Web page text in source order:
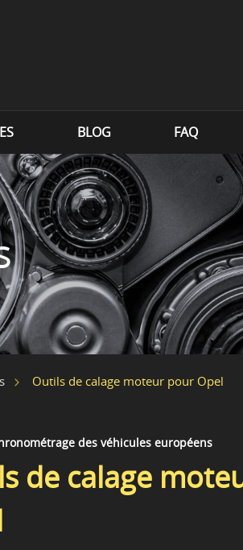
BLOG FAQ
Outils de calage moteur pour Opel
des véhicules européens
de calage